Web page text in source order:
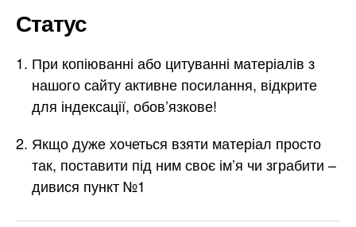
Статус
При копіюванні або цитуванні матеріалів з
нашого сайту активне посилання, відкрите
для індексації, обов’язкове!
Якщо дуже хочеться взяти матеріал просто
так, поставити під ним своє ім’я чи зграбити –
дивися пункт №1